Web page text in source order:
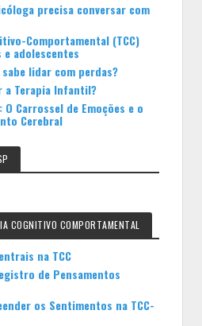
precisa conversar com
Comportamental (TCC)
e adolescentes
lidar com perdas?
a Terapia Infantil?
O Carrossel de Emoções e o
Cerebral
COGNITIVO COMPORTAMENTAL
na TCC
de Pensamentos
os Sentimentos na TCC-